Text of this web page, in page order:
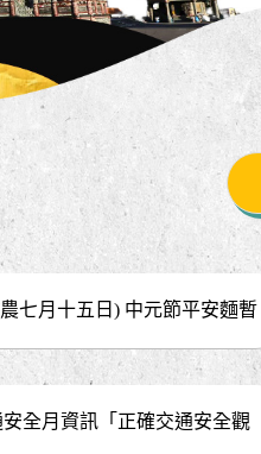
七月十五日) 中元節平安麵暫
全月資訊「正確交通安全觀